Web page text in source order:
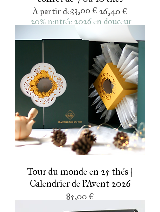
À partir de
Prix original33,00 € 26,40 €
Prix promotionnel
-20% rentrée 2026 en douceur
Tour du monde en 25 thés |
Calendrier de l'Avent 2026
Prix
85,00 €